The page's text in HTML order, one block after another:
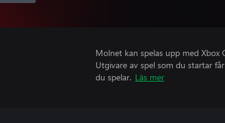
Molnet kan spelas upp med Xbox
Utgivare av spel som du startar
du spelar. Läs mer